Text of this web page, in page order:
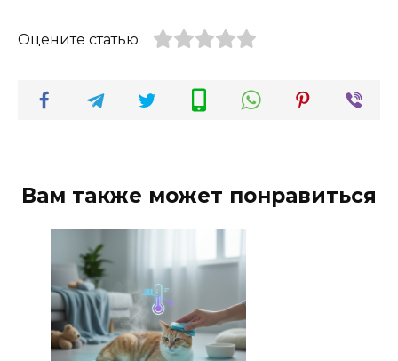
Оцените статью
Вам также может понравиться